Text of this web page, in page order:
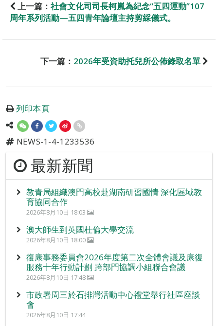
上一篇： 社會文化司司長柯嵐為紀念“五四運動”107
周年系列活動—五四青年論壇主持剪綵儀式。
下一篇： 2026年受資助托兒所公佈錄取名單
列印本頁
NEWS-1-4-1233536
最新新聞
教青局組織澳門高校赴湖南研習國情 深化區域教
育協同合作
2026年8月10日 18:03
澳大師生到英國杜倫大學交流
2026年8月10日 18:00
復康事務委員會2026年度第二次全體會議及康復
服務十年行動計劃 跨部門協調小組聯合會議
2026年8月10日 17:48
市政署周三於石排灣活動中心禮堂舉行社區座談
會
2026年8月10日 17:44